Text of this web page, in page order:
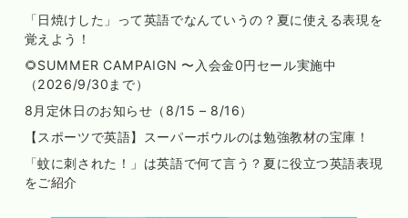
「日焼けした」って英語でなんていうの？夏に使える表現を
覚えよう！
🌻SUMMER CAMPAIGN 〜入会金0円セール実施中
（2026/9/30まで）
8月定休日のお知らせ（8/15 – 8/16）
【スポーツで英語】スーパーボウルのは勉強教材の宝庫！
「蚊に刺された！」は英語で何て言う？夏に役立つ英語表現
をご紹介